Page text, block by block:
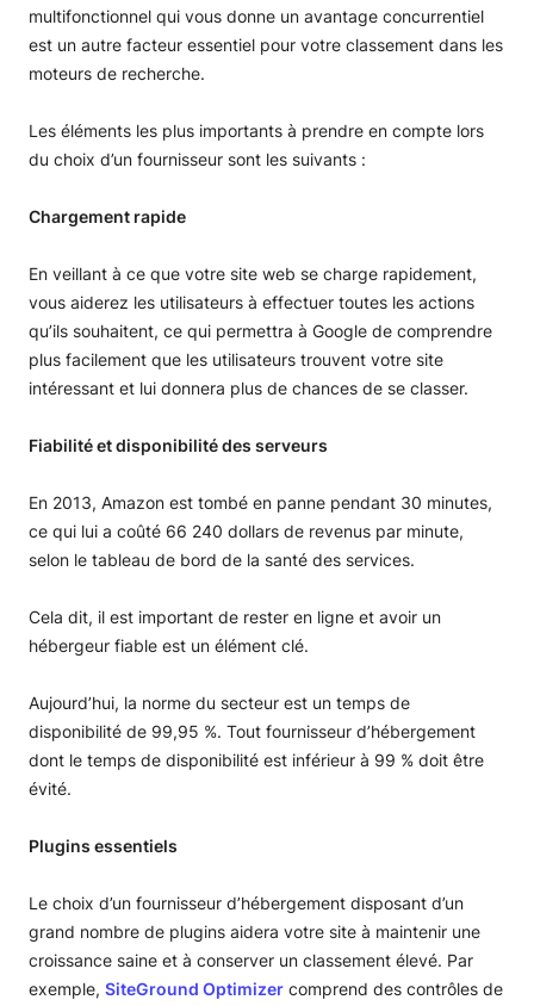
multifonctionnel qui vous donne un avantage concurrentiel
est un autre facteur essentiel pour votre classement dans les
moteurs de recherche.
Les éléments les plus importants à prendre en compte lors
du choix d’un fournisseur sont les suivants :
Chargement rapide
En veillant à ce que votre site web se charge rapidement,
vous aiderez les utilisateurs à effectuer toutes les actions
qu’ils souhaitent, ce qui permettra à Google de comprendre
plus facilement que les utilisateurs trouvent votre site
intéressant et lui donnera plus de chances de se classer.
Fiabilité et disponibilité des serveurs
En 2013, Amazon est tombé en panne pendant 30 minutes,
ce qui lui a coûté 66 240 dollars de revenus par minute,
selon le tableau de bord de la santé des services.
Cela dit, il est important de rester en ligne et avoir un
hébergeur fiable est un élément clé.
Aujourd’hui, la norme du secteur est un temps de
disponibilité de 99,95 %. Tout fournisseur d’hébergement
dont le temps de disponibilité est inférieur à 99 % doit être
évité.
Plugins essentiels
Le choix d’un fournisseur d’hébergement disposant d’un
grand nombre de plugins aidera votre site à maintenir une
croissance saine et à conserver un classement élevé. Par
exemple, SiteGround Optimizer comprend des contrôles de